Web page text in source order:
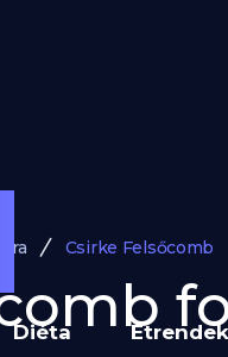
Diéta Étrendek
Csirke Felsőcomb